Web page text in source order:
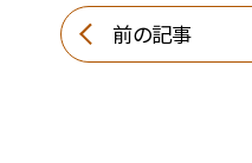
前の記事